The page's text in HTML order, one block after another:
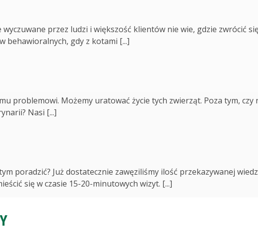
przez ludzi i większość klientów nie wie, gdzie zwrócić
behawioralnych, gdy z kotami [...]
problemowi. Możemy uratować życie tych zwierząt. Poza tym, czy
Nasi [...]
poradzić? Już dostatecznie zawęziliśmy ilość przekazywanej
się w czasie 15-20-minutowych wizyt. [...]